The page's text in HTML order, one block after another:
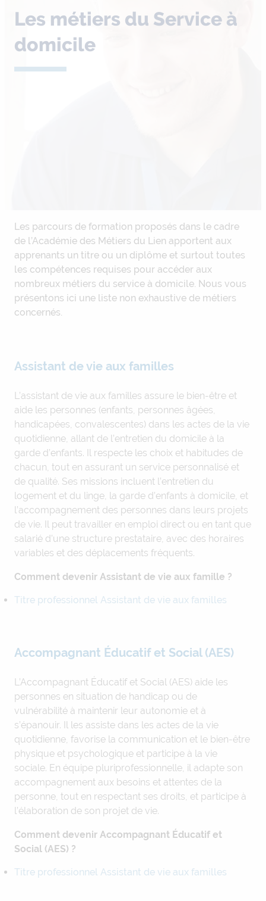
Les métiers du Service à
domicile
Les parcours de formation proposés dans le cadre
de l’Académie des Métiers du Lien apportent aux
apprenants un titre ou un diplôme et surtout toutes
les compétences requises pour accéder aux
nombreux métiers du service à domicile. Nous vous
présentons ici une liste non exhaustive de métiers
concernés.
Assistant de vie aux familles
L’assistant de vie aux familles assure le bien-être et
aide les personnes (enfants, personnes âgées,
handicapées, convalescentes) dans les actes de la vie
quotidienne, allant de l’entretien du domicile à la
garde d’enfants. Il respecte les choix et habitudes de
chacun, tout en assurant un service personnalisé et
de qualité. Ses missions incluent l’entretien du
logement et du linge, la garde d’enfants à domicile, et
l’accompagnement des personnes dans leurs projets
de vie. Il peut travailler en emploi direct ou en tant que
salarié d’une structure prestataire, avec des horaires
variables et des déplacements fréquents.
Comment devenir Assistant de vie aux famille ?
Titre professionnel Assistant de vie aux familles
Accompagnant Éducatif et Social (AES)
L’Accompagnant Éducatif et Social (AES) aide les
personnes en situation de handicap ou de
vulnérabilité à maintenir leur autonomie et à
s’épanouir. Il les assiste dans les actes de la vie
quotidienne, favorise la communication et le bien-être
physique et psychologique et participe à la vie
sociale. En équipe pluriprofessionnelle, il adapte son
accompagnement aux besoins et attentes de la
personne, tout en respectant ses droits, et participe à
l’élaboration de son projet de vie.
Comment devenir Accompagnant Éducatif et
Social (AES) ?
Titre professionnel Assistant de vie aux familles